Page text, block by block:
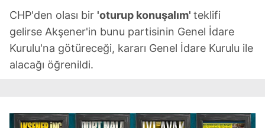
CHP'den olası bir 'oturup konuşalım' teklifi
gelirse Akşener'in bunu partisinin Genel İdare
Kurulu'na götüreceği, kararı Genel İdare Kurulu ile
alacağı öğrenildi.